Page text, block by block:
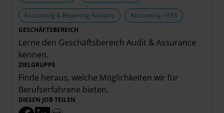
Accounting & Reporting Advisory
Accounting / IFRS
GESCHÄFTSBEREICH
Lerne den Geschäftsbereich Audit & Assurance
kennen.
ZIELGRUPPE
Finde heraus, welche Möglichkeiten wir für
Berufserfahrene bieten.
DIESEN JOB TEILEN